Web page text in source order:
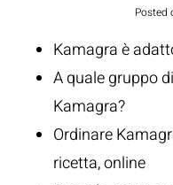
Posted
Kamagra è
A quale gruppo
Kamagra?
Ordinare
ricetta, online